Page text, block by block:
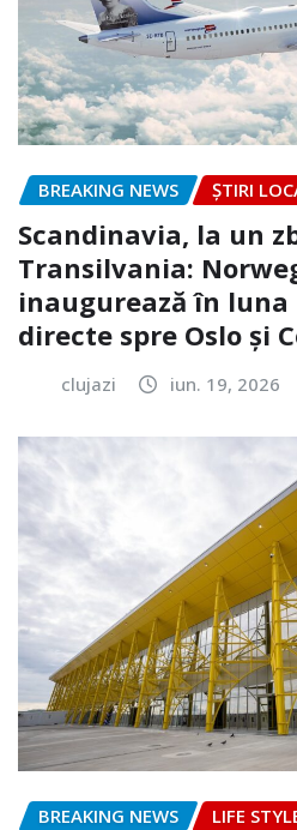
BREAKING NEWS ȘTIRI
Scandinavia, la un
Transilvania:
inaugurează în
directe spre Oslo și
clujazi iun. 19, 2026
BREAKING NEWS LIFE